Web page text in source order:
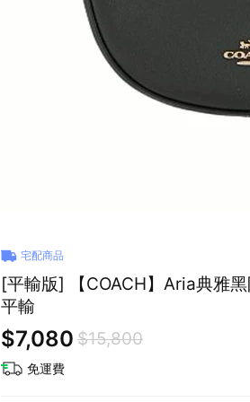
宅配商品
[平輸版] 【COACH】Aria典雅黑
平輸
$7,080 $15,800
免運費